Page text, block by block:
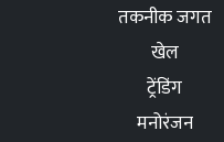
तकनीक जगत
खेल
ट्रेंडिंग
मनोरंजन